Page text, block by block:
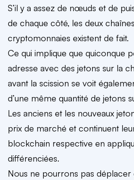
S’il y a assez de nœuds et de
de chaque côté, les deux
cryptomonnaies existent de fait.
Ce qui implique que quiconque
adresse avec des jetons sur la
avant la scission se voit
d’une même quantité de jetons
Les anciens et les nouveaux
prix de marché et continuent
blockchain respective en
différenciées.
Nous ne pourrons pas déplacer